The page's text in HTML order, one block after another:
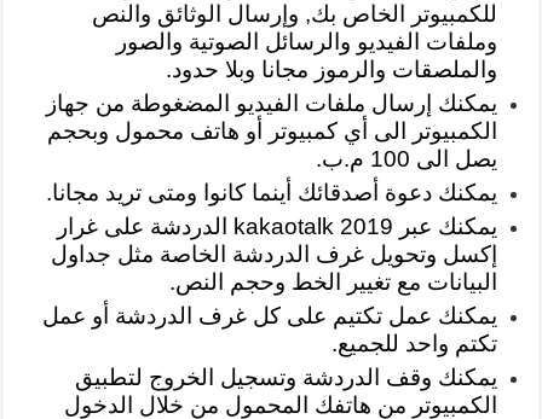
للكمبيوتر الخاص بك, وإرسال الوثائق والنص
وملفات الفيديو والرسائل الصوتية والصور
والملصقات والرموز مجانا وبلا حدود.
يمكنك إرسال ملفات الفيديو المضغوطة من جهاز
الكمبيوتر الى أي كمبيوتر أو هاتف محمول وبحجم
يصل الى 100 م.ب.
يمكنك دعوة أصدقائك أينما كانوا ومتى تريد مجانا.
يمكنك عبر kakaotalk 2019 الدردشة على غرار
إكسل وتحويل غرف الدردشة الخاصة مثل جداول
البيانات مع تغيير الخط وحجم النص.
يمكنك عمل تكتيم على كل غرف الدردشة أو عمل
تكتم واحد للجميع.
يمكنك وقف الدردشة وتسجيل الخروج لتطبيق
الكمبيوتر من هاتفك المحمول من خلال الدخول